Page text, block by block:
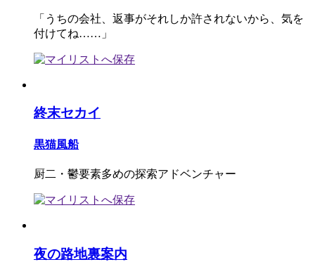
「うちの会社、返事がそれしか許されないから、気を
付けてね……」
終末セカイ
黒猫風船
厨二・鬱要素多めの探索アドベンチャー
夜の路地裏案内